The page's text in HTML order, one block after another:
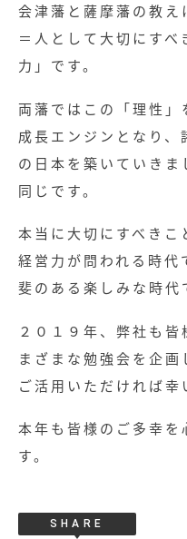
会津藩と薩摩藩の教え
＝人として大切にすべ
力」です。
両藩ではこの「理性」
成長エンジンとなり
の日本を築いていきま
同じです。
本当に大切にすべきこ
経営力が問われる時代
斐のある楽しみな時代
２０１９年、弊社も
まざまな勉強会を企画
ご活用いただければ幸
本年も皆様のご多幸を
す。
SHARE